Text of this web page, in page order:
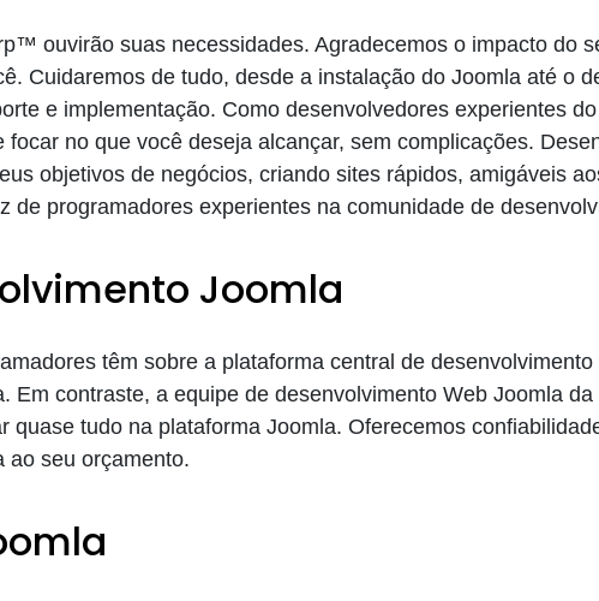
ouvirão suas necessidades. Agradecemos o impacto do
Cuidaremos de tudo, desde a instalação do Joomla até o
e implementação. Como desenvolvedores experientes
no que você deseja alcançar, sem complicações.
objetivos de negócios, criando sites rápidos, amigáveis
de programadores experientes na comunidade de
Joomla
têm sobre a plataforma central de
Em contraste, a equipe de desenvolvimento Web Joomla
tudo na plataforma Joomla. Oferecemos
ao seu orçamento.